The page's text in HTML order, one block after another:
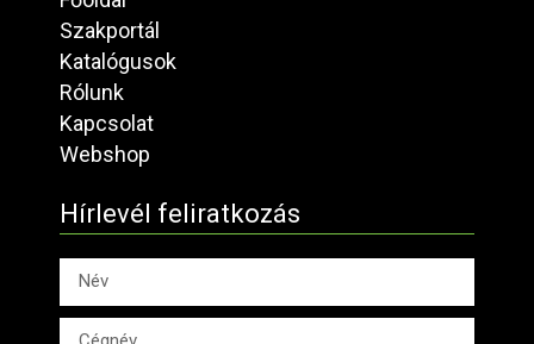
Szakportál
Katalógusok
Rólunk
Kapcsolat
Webshop
Hírlevél feliratkozás